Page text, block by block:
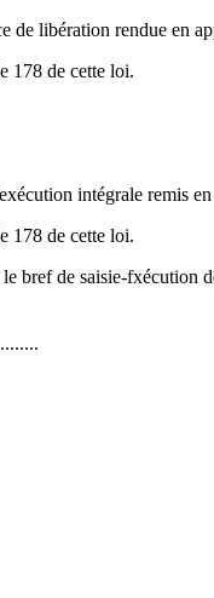
de libération rendue en
178 de cette loi.
intégrale remis
178 de cette loi.
bref de saisie-fxécution